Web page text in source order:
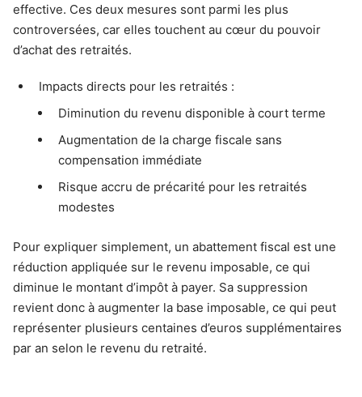
effective. Ces deux mesures sont parmi les plus
controversées, car elles touchent au cœur du pouvoir
d’achat des retraités.
Impacts directs pour les retraités :
Diminution du revenu disponible à court terme
Augmentation de la charge fiscale sans
compensation immédiate
Risque accru de précarité pour les retraités
modestes
Pour expliquer simplement, un abattement fiscal est une
réduction appliquée sur le revenu imposable, ce qui
diminue le montant d’impôt à payer. Sa suppression
revient donc à augmenter la base imposable, ce qui peut
représenter plusieurs centaines d’euros supplémentaires
par an selon le revenu du retraité.